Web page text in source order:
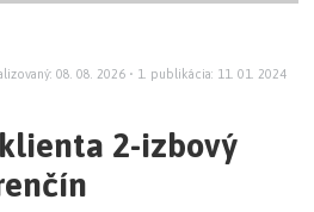
08. 08. 2026 • 1. publikácia: 11. 01. 2024
2-izbový